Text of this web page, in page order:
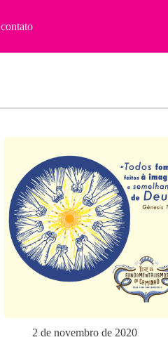
contato
2 de novembro de 2020